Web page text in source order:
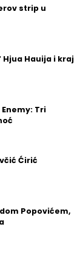
strip u
Hjua Hauija i kraj
Tri
Ćirić
Popovićem,